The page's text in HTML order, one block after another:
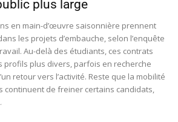
plus large
en main-d’œuvre saisonnière prennent
les projets d’embauche, selon l’enquête
Au-delà des étudiants, ces contrats
profils plus divers, parfois en recherche
retour vers l’activité. Reste que la mobilité
continuent de freiner certains candidats,